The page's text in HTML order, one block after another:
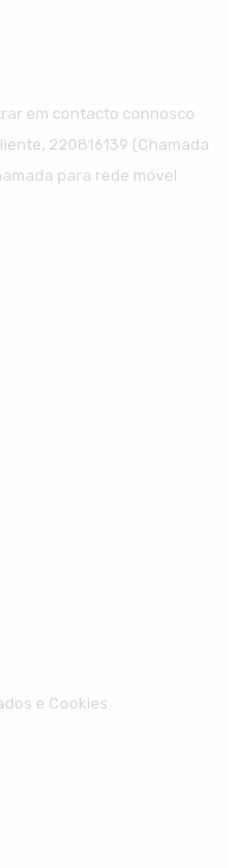
em contacto connosco
220816139 (Chamada
para rede móvel
e Cookies